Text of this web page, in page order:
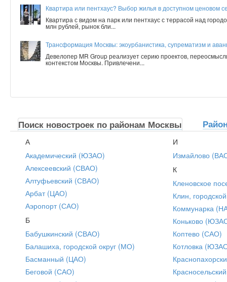
Квартира или пентхаус? Выбор жилья в доступном ценовом
Квартира с видом на парк или пентхаус с террасой над
млн рублей, рынок бли...
Трансформация Москвы: экоурбанистика, супрематизм и
Девелопер MR Group реализует серию проектов,
контекстом Москвы. Привлечени...
Поиск новостроек по районам Москвы
А
Академический (ЮЗАО)
Алексеевский (СВАО)
Алтуфьевский (СВАО)
Арбат (ЦАО)
Аэропорт (САО)
Б
Бабушкинский (СВАО)
Балашиха, городской округ (МО)
Басманный (ЦАО)
Беговой (САО)
И
Измайлово
К
Кленовское
Клин,
Коммунарка
Коньково
Коптево (САО)
Котловка